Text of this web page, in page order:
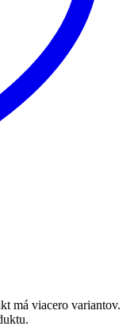
má viacero variantov.